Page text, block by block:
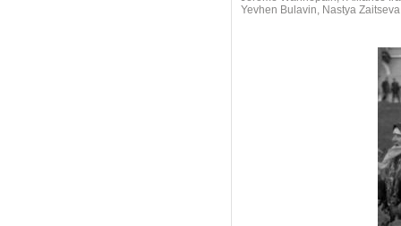
Yevhen Bulavin, Nastya